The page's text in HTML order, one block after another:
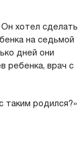
хотел сделать
на седьмой
дней они
ребенка, врач с
таким родился?»